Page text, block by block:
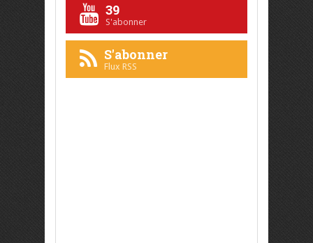
39
S'abonner
S'abonner
Flux RSS